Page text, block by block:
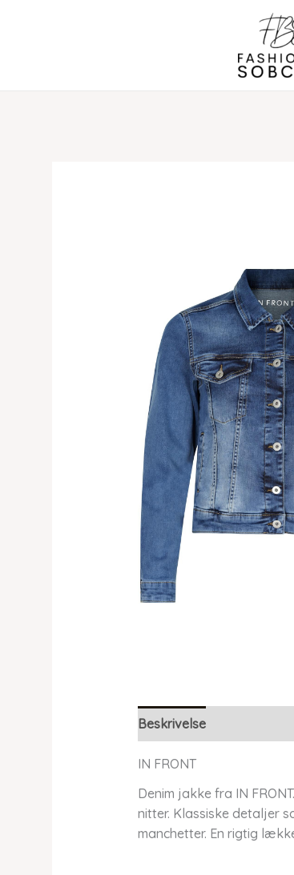
Beskrivelse
IN FRONT
Denim jakke fra IN
nitter. Klassiske detaljer
manchetter. En rigtig